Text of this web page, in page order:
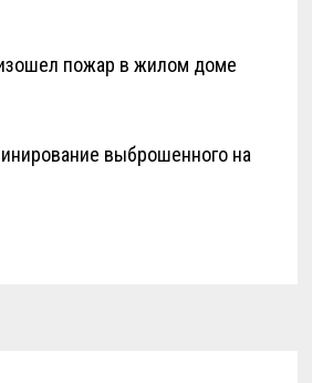
пожар в жилом доме
выброшенного на